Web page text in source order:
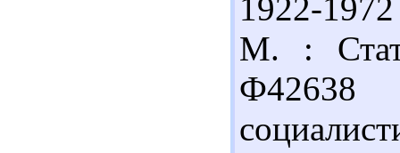
1922-
М. :